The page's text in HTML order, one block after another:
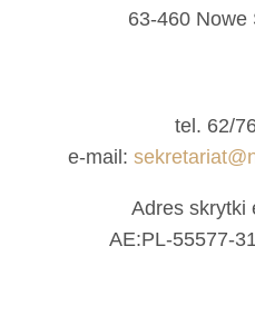
63-460 Nowe
tel. 62/
e-mail:
Adres skrytki
AE:PL-55577-